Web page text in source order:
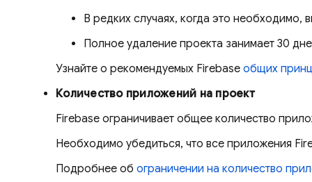
В редких случаях, когда это необходимо,
Полное удаление проекта занимает 30
Узнайте о рекомендуемых Firebase общих
Количество приложений на проект
Firebase ограничивает общее количество
Необходимо убедиться, что все приложения
Подробнее об ограничении на количество